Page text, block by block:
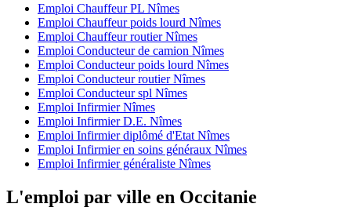
Emploi Chauffeur PL Nîmes
Emploi Chauffeur poids lourd Nîmes
Emploi Chauffeur routier Nîmes
Emploi Conducteur de camion Nîmes
Emploi Conducteur poids lourd Nîmes
Emploi Conducteur routier Nîmes
Emploi Conducteur spl Nîmes
Emploi Infirmier Nîmes
Emploi Infirmier D.E. Nîmes
Emploi Infirmier diplômé d'Etat Nîmes
Emploi Infirmier en soins généraux Nîmes
Emploi Infirmier généraliste Nîmes
L'emploi par ville en Occitanie